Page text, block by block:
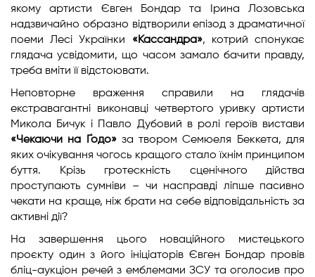
якому артисти Євген Бондар та Ірина Лозовська
надзвичайно образно відтворили епізод з драматичної
поеми Лесі Українки «Кассандра», котрий спонукає
глядача усвідомити, що часом замало бачити правду,
треба вміти її відстоювати.
Неповторне враження справили на глядачів
екстравагантні виконавці четвертого уривку артисти
Микола Бичук і Павло Дубовий в ролі героїв вистави
«Чекаючи на Ґодо»за твором Семюеля Беккета, для
яких очікування чогось кращого стало їхнім принципом
буття. Крізь гротескність сценічного дійства
проступають сумніви – чи насправді ліпше пасивно
чекати на краще, ніж брати на себе відповідальність за
активні дії?
На завершення цього новаційного мистецького
проєкту один з його ініціаторів Євген Бондар провів
бліц-аукціон речей з емблемами ЗСУ та оголосив про